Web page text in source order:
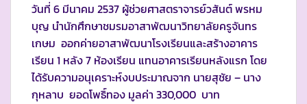
วันที่ 6 มีนาคม 2537 ผู้ช่วยศาสตราจารย์วสันต์ พรหม
บุญ นำนักศึกษาชมรมอาสาพัฒนาวิทยาลัยครูจันทร
เกษม ออกค่ายอาสาพัฒนาโรงเรียนและสร้างอาคาร
เรียน 1 หลัง 7 ห้องเรียน แทนอาคารเรียนหลังแรก โดย
ได้รับความอนุเคราะห์งบประมาณจาก นายสุชัย – นาง
กุหลาบ ยอดโพธิ์ทอง มูลค่า 330,000 บาท